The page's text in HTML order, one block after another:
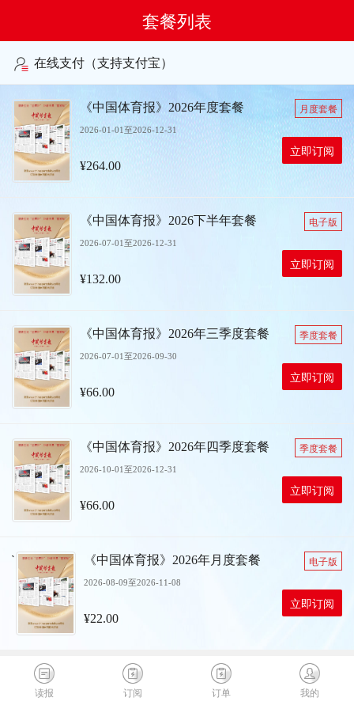
套餐列表
在线支付（支持支付宝）
《中国体育报》2026年度套餐
2026-01-01至2026-12-31
¥264.00
月度套餐
立即订阅
《中国体育报》2026下半年套餐
2026-07-01至2026-12-31
¥132.00
电子版
立即订阅
《中国体育报》2026年三季度套餐
2026-07-01至2026-09-30
¥66.00
季度套餐
立即订阅
《中国体育报》2026年四季度套餐
2026-10-01至2026-12-31
¥66.00
季度套餐
立即订阅
` 《中国体育报》2026年月度套餐
2026-08-09至2026-11-08
¥22.00
电子版
立即订阅
读报 订阅 订单 我的